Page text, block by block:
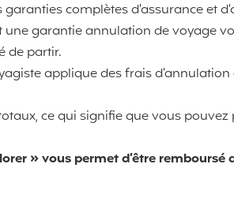
garanties complètes d'assurance et
garantie annulation de voyage
de partir.
applique des frais
ce qui signifie que vous pouvez
» vous permet d’être remboursé